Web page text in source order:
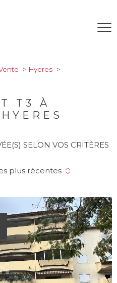
Hyeres
T3 À
SELON VOS CRITÈRES
plus récentes